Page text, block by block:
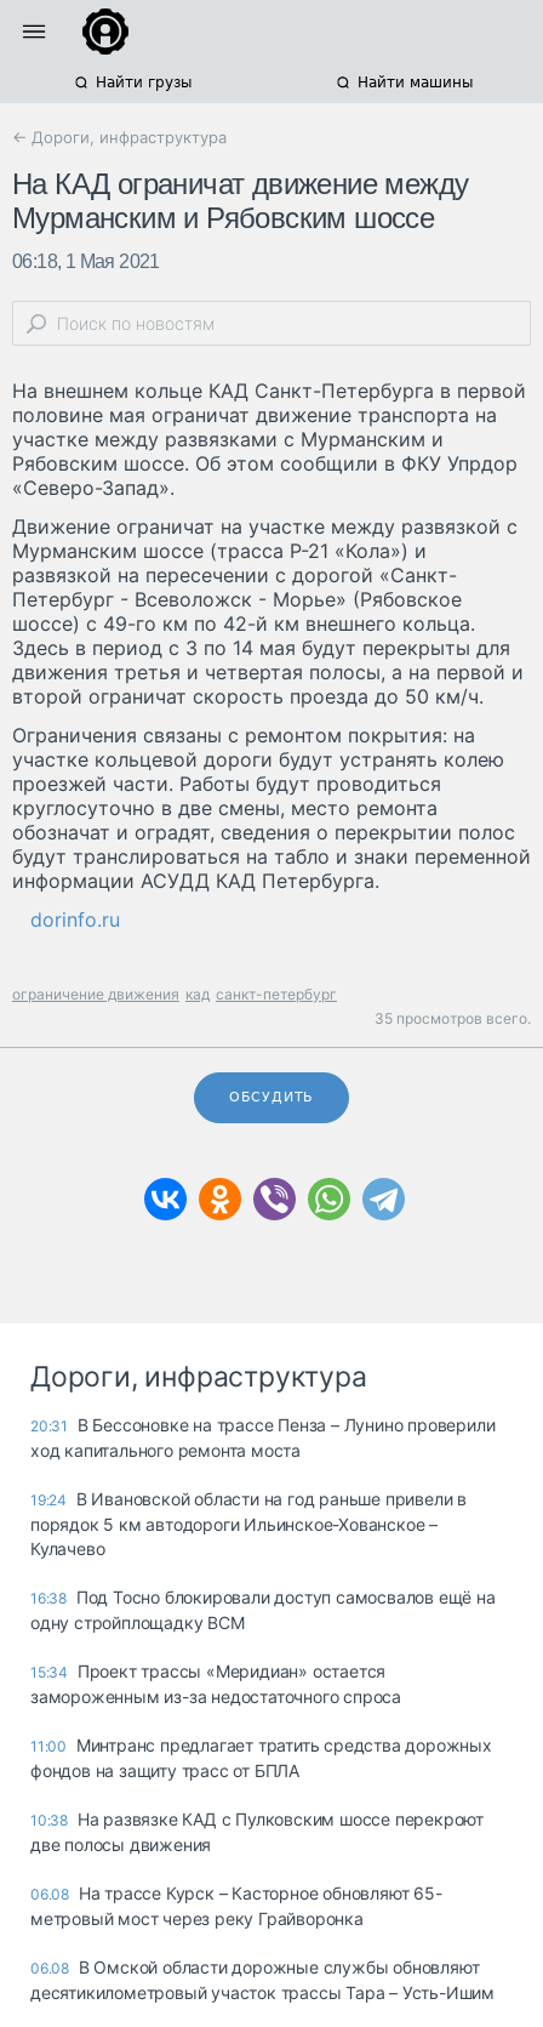
Найти грузы Найти машины
← Дороги, инфраструктура
На КАД ограничат движение между
Мурманским и Рябовским шоссе
06:18, 1 Мая 2021
На внешнем кольце КАД Санкт-Петербурга в первой
половине мая ограничат движение транспорта на
участке между развязками с Мурманским и
Рябовским шоссе. Об этом сообщили в ФКУ Упрдор
«Северо-Запад».
Движение ограничат на участке между развязкой с
Мурманским шоссе (трасса Р-21 «Кола») и
развязкой на пересечении с дорогой «Санкт-
Петербург - Всеволожск - Морье» (Рябовское
шоссе) с 49-го км по 42-й км внешнего кольца.
Здесь в период с 3 по 14 мая будут перекрыты для
движения третья и четвертая полосы, а на первой и
второй ограничат скорость проезда до 50 км/ч.
Ограничения связаны с ремонтом покрытия: на
участке кольцевой дороги будут устранять колею
проезжей части. Работы будут проводиться
круглосуточно в две смены, место ремонта
обозначат и оградят, сведения о перекрытии полос
будут транслироваться на табло и знаки переменной
информации АСУДД КАД Петербурга.
dorinfo.ru
ограничение движения кад санкт-петербург
35 просмотров всего.
ОБСУДИТЬ
Дороги, инфраструктура
20:31
В Бессоновке на трассе Пенза – Лунино проверили
ход капитального ремонта моста
19:24
В Ивановской области на год раньше привели в
порядок 5 км автодороги Ильинское-Хованское –
Кулачево
16:38 Под Тосно блокировали доступ самосвалов ещё на
одну стройплощадку ВСМ
15:34
Проект трассы «Меридиан» остается
замороженным из-за недостаточного спроса
11:00
Минтранс предлагает тратить средства дорожных
фондов на защиту трасс от БПЛА
10:38 На развязке КАД с Пулковским шоссе перекроют
две полосы движения
06.08 На трассе Курск – Касторное обновляют 65-
метровый мост через реку Грайворонка
06.08 В Омской области дорожные службы обновляют
десятикилометровый участок трассы Тара – Усть-Ишим